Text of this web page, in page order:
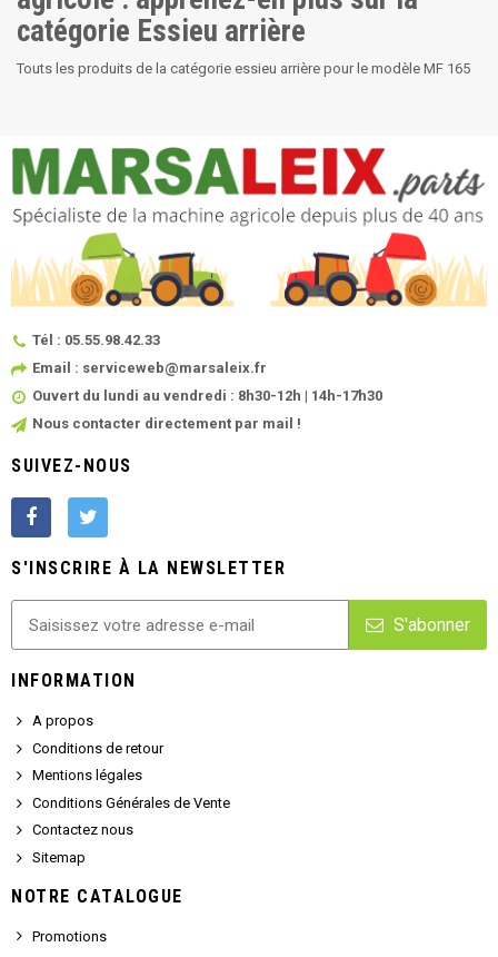
catégorie Essieu arrière
Touts les produits de la catégorie essieu arrière pour le modèle MF 165
Tél : 05.55.98.42.33
Email : serviceweb@marsaleix.fr
Ouvert du lundi au vendredi : 8h30-12h | 14h-17h30
Nous contacter directement par mail !
SUIVEZ-NOUS
S'INSCRIRE À LA NEWSLETTER
S'abonner
INFORMATION
A propos
Conditions de retour
Mentions légales
Conditions Générales de Vente
Contactez nous
Sitemap
NOTRE CATALOGUE
Promotions